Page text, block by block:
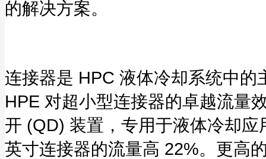
的解决方案。
连接器是 HPC 液体冷却系统中
HPE 对超小型连接器的卓越流量
开 (QD) 装置，专用于液体冷却
英寸连接器的流量高 22%。更高